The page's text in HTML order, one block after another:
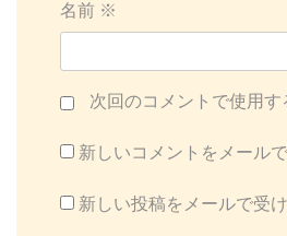
名前 ※
次回のコメントで使用
新しいコメントをメール
新しい投稿をメールで受